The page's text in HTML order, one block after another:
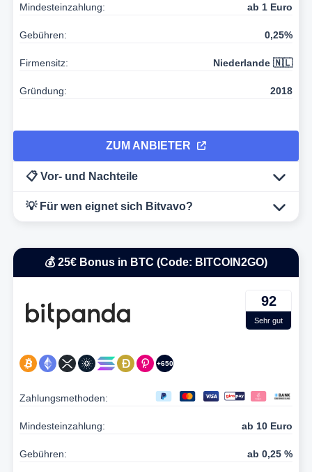
Mindesteinzahlung: ab 1 Euro
Gebühren: 0,25%
Firmensitz: Niederlande 🇳🇱
Gründung: 2018
ZUM ANBIETER
📋 Vor- und Nachteile
💡 Für wen eignet sich Bitvavo?
💰 25€ Bonus in BTC (Code: BITCOIN2GO)
92
Sehr gut
+650
Zahlungsmethoden:
Mindesteinzahlung: ab 10 Euro
Gebühren: ab 0,25 %